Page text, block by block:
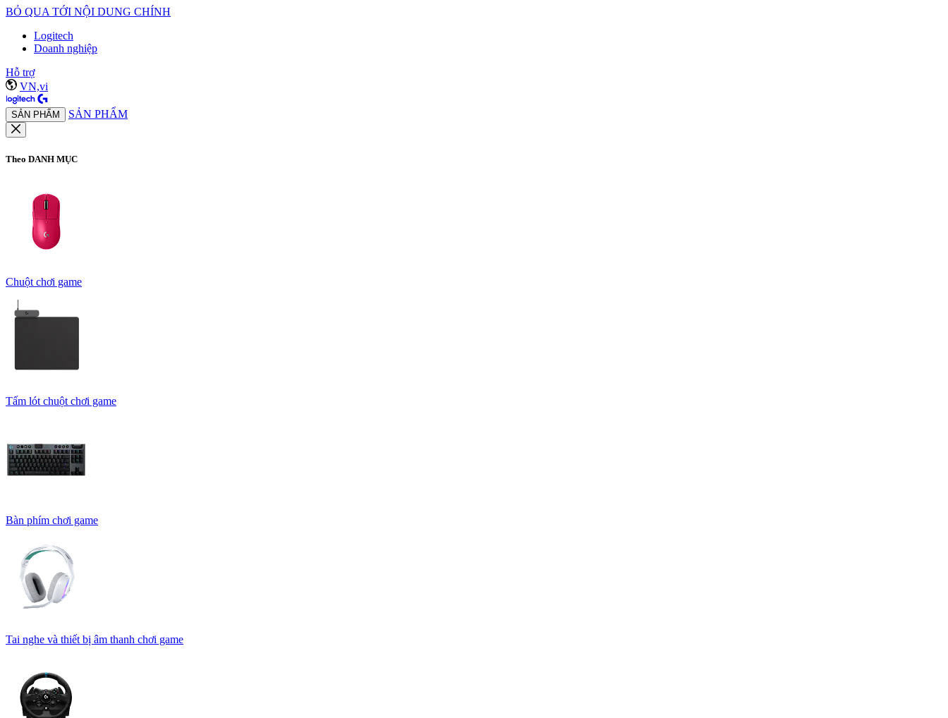
BỎ QUA TỚI NỘI DUNG CHÍNH
Logitech
Doanh nghiệp
Hỗ trợ
VN,vi
SẢN PHẨM SẢN PHẨM
Theo DANH MỤC
Chuột chơi game
Tấm lót chuột chơi game
Bàn phím chơi game
Tai nghe và thiết bị âm thanh chơi game